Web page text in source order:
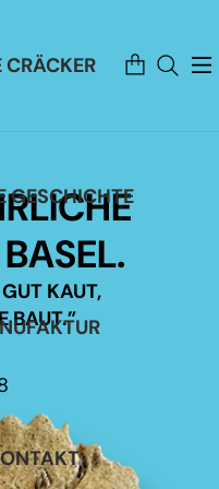
CRÄCKER
GESCHICHTE
Artikel
im
Warenkorb
KAUT,
BAUT.”